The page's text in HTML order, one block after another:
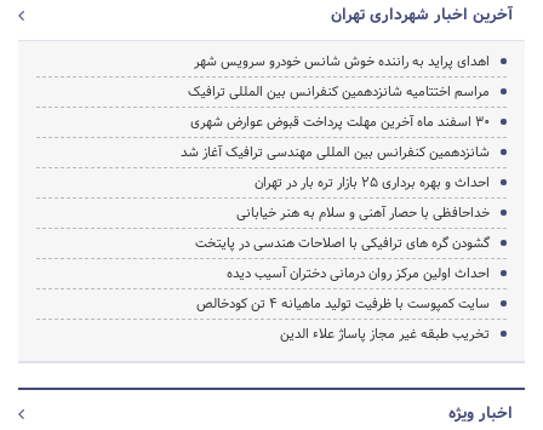
آخرین اخبار شهرداری تهران
اهدای پراید به راننده خوش شانس خودرو سرویس شهر
مراسم اختتامیه شانزدهمین کنفرانس بین المللی ترافیک
30 اسفند ماه آخرین مهلت پرداخت قبوض عوارض شهری
شانزدهمین کنفرانس بین المللی مهندسی ترافیک آغاز شد
احداث و بهره برداری 25 بازار تره بار در تهران
خداحافظی با حصار آهنی و سلام به هنر خیابانی
گشودن گره های ترافیکی با اصلاحات هندسی در پایتخت
احداث اولین مرکز روان درمانی دختران آسیب دیده
سایت کمپوست با ظرفیت تولید ماهیانه 4 تن کودخالص
تخریب طبقه غیر مجاز پاساژ علاء الدین
اخبار ویژه